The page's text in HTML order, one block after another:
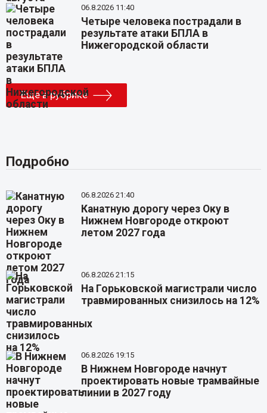
06.8.2026 11:40
Четыре человека пострадали в
результате атаки БПЛА в
Нижегородской области
Еще в рубрике
Подробно
06.8.2026 21:40
Канатную дорогу через Оку в
Нижнем Новгороде откроют
летом 2027 года
06.8.2026 21:15
На Горьковской магистрали число
травмированных снизилось на 12%
06.8.2026 19:15
В Нижнем Новгороде начнут
проектировать новые трамвайные
линии в 2027 году